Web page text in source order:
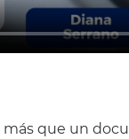
que un